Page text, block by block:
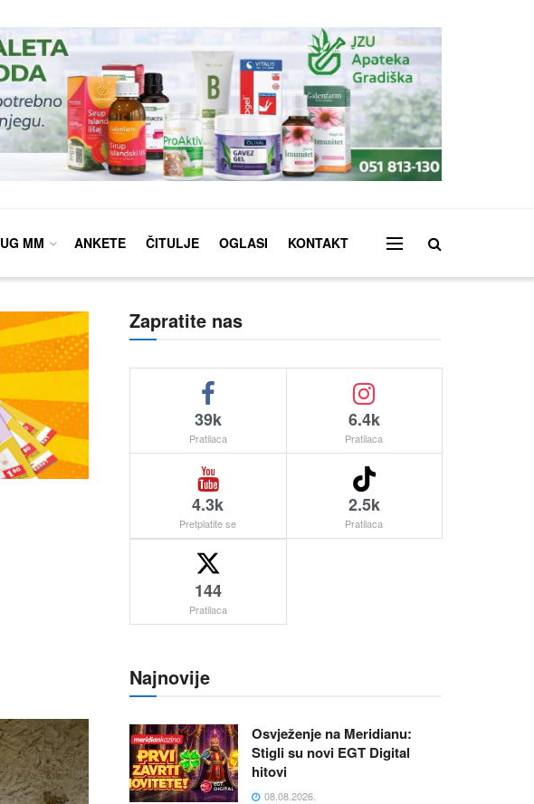
UG MM ANKETE ČITULJE OGLASI KONTAKT
Zapratite nas
39k
Pratilaca
6.4k
Pratilaca
4.3k
Pretplatite se
2.5k
Pratilaca
144
Pratilaca
Najnovije
Osvježenje na Meridianu:
Stigli su novi EGT Digital
hitovi
08.08.2026.